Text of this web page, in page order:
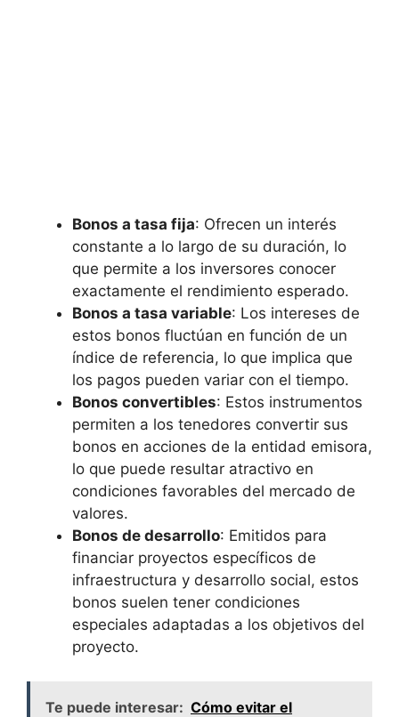
Bonos a tasa fija: Ofrecen un interés
constante ⁣a lo largo de⁢ su duración,‍ lo
‌que permite a⁣ los ​inversores conocer
exactamente el rendimiento esperado.
Bonos a tasa ⁣variable: Los intereses de
estos bonos fluctúan en función de un
índice ⁣de referencia, lo que‍ implica que
los pagos pueden variar con el tiempo.
Bonos convertibles: Estos instrumentos
permiten a‍ los tenedores⁢ convertir ​sus⁤
bonos en acciones de la entidad​ emisora,
lo que puede resultar atractivo en
condiciones favorables del mercado de
valores.
Bonos de desarrollo: Emitidos para
financiar proyectos específicos de
infraestructura y⁣ desarrollo social, estos
‍bonos suelen tener condiciones
especiales ⁤adaptadas a los objetivos del
⁢proyecto.
Te puede interesar: Cómo evitar el